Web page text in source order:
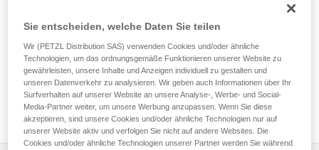
ROCPEC ADP
Adapter für den ROCPEC-Handbohrer
Erhöht die Vielseitigkeit des ROCPEC und ermöglicht ein
schnelles und einfaches Setzen von 12 mm-Bohrkronen.
Sie entscheiden, welche Daten Sie teilen
Wir (PETZL Distribution SAS) verwenden Cookies und/oder ähnliche
Technologien, um das ordnungsgemäße Funktionieren unserer Website zu
gewährleisten, unsere Inhalte und Anzeigen individuell zu gestalten und
unseren Datenverkehr zu analysieren. Wir geben auch Informationen über Ihr
Surfverhalten auf unserer Website an unsere Analyse-, Werbe- und Social-
Media-Partner weiter, um unsere Werbung anzupassen. Wenn Sie diese
akzeptieren, sind unsere Cookies und/oder ähnliche Technologien nur auf
unserer Website aktiv und verfolgen Sie nicht auf andere Websites. Die
Cookies und/oder ähnliche Technologien unserer Partner werden Sie während